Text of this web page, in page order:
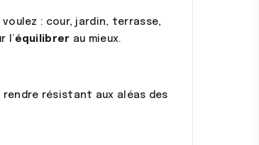
: cour, jardin, terrasse,
l’ équilibrer au mieux.
résistant aux aléas des